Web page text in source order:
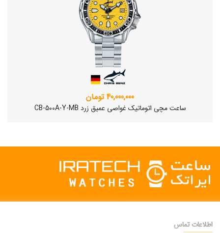
40,000,000 تومان
ساعت مچی اتوماتیک غواصی عمیق زرد CB-500A-Y-MB
اطلاعات تماس